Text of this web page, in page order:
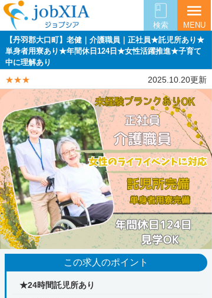
検索
menu
MENU
【丹羽郡大口町】老健｜介護職員｜正社員★託児所あり★
単身者用寮あり★年間休日124日★女性活躍推進★子育て
中に理解あり
★★★ 2025.10.20更新
この求人のポイント
★24時間託児所あり